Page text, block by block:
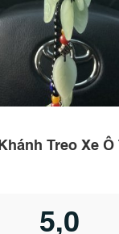
Khánh Treo Xe
5,0